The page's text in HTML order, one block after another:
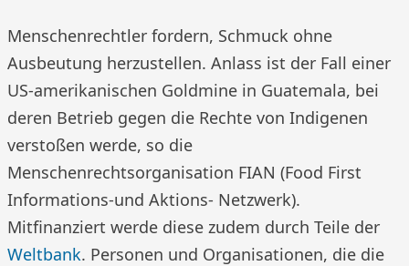
Menschenrechtler fordern, Schmuck ohne
Ausbeutung herzustellen. Anlass ist der Fall einer
US-amerikanischen Goldmine in Guatemala, bei
deren Betrieb gegen die Rechte von Indigenen
verstoßen werde, so die
Menschenrechtsorganisation FIAN (Food First
Informations-und Aktions- Netzwerk).
Mitfinanziert werde diese zudem durch Teile der
Weltbank. Personen und Organisationen, die die